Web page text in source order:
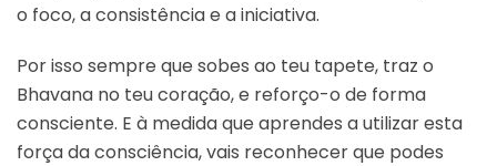
o foco, a consistência e a iniciativa.
Por isso sempre que sobes ao teu tapete, traz o
Bhavana no teu coração, e reforço-o de forma
consciente. E à medida que aprendes a utilizar esta
força da consciência, vais reconhecer que podes